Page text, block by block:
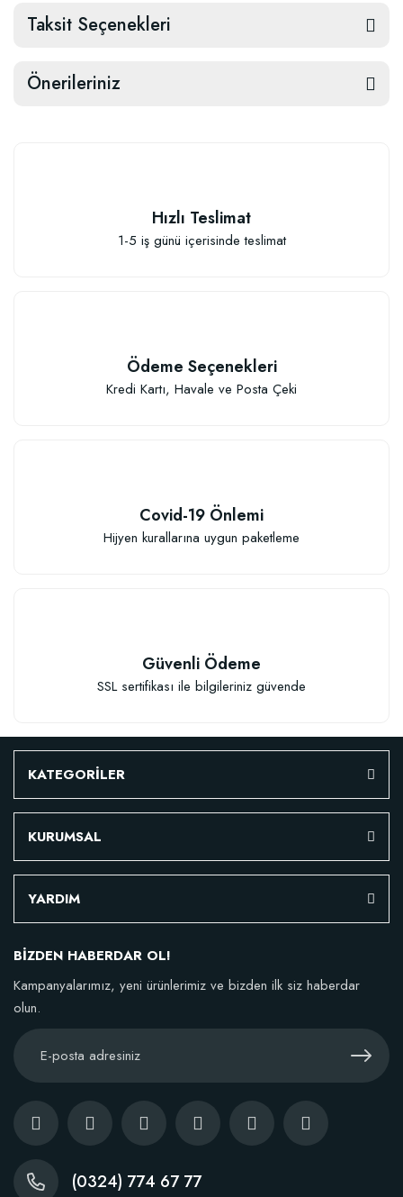
Taksit Seçenekleri
Önerileriniz
Hızlı Teslimat
1-5 iş günü içerisinde teslimat
Ödeme Seçenekleri
Kredi Kartı, Havale ve Posta Çeki
Covid-19 Önlemi
Hijyen kurallarına uygun paketleme
Güvenli Ödeme
SSL sertifikası ile bilgileriniz güvende
KATEGORİLER
KURUMSAL
YARDIM
BİZDEN HABERDAR OL!
Kampanyalarımız, yeni ürünlerimiz ve bizden ilk siz haberdar
olun.
(0324) 774 67 77